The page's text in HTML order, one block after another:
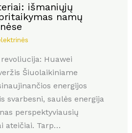
išmaniųjų
namų
Huawei
Šiuolaikiniame
energijos
svarbesni, saulės energija
perspektyviausių
ateičiai. Tarp…